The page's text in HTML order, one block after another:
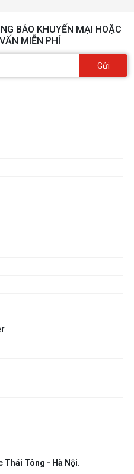
BÁO KHUYẾN MẠI HOẶC
MIỄN PHÍ
Gửi
Thái Tông - Hà Nội.